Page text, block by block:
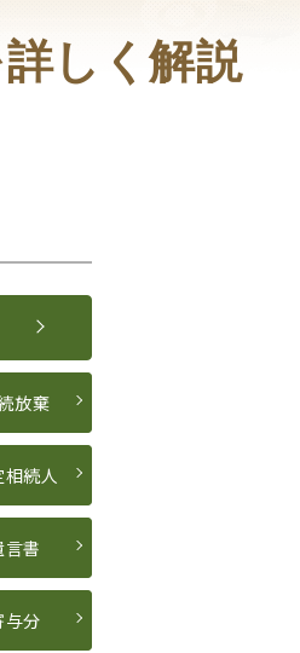
しく解説
放棄
相続人
言書
与分